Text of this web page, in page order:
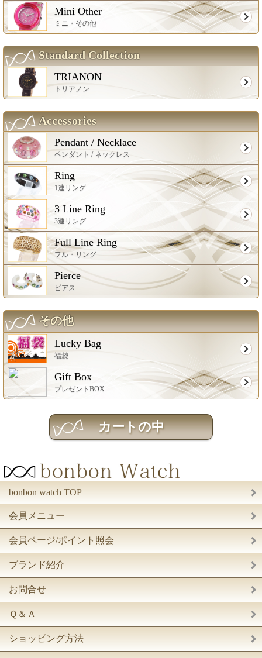
Mini Other
ミニ・その他
Standard Collection
TRIANON
トリアノン
Accessories
Pendant / Necklace
ペンダント / ネックレス
Ring
1連リング
3 Line Ring
3連リング
Full Line Ring
フル・リング
Pierce
ピアス
その他
Lucky Bag
福袋
Gift Box
プレゼントBOX
bonbon watch TOP
会員メニュー
会員ページ/ポイント照会
ブランド紹介
お問合せ
Ｑ＆Ａ
ショッピング方法